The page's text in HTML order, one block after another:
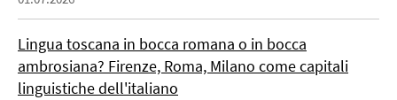
Lingua toscana in bocca romana o in bocca
ambrosiana? Firenze, Roma, Milano come capitali
linguistiche dell'italiano